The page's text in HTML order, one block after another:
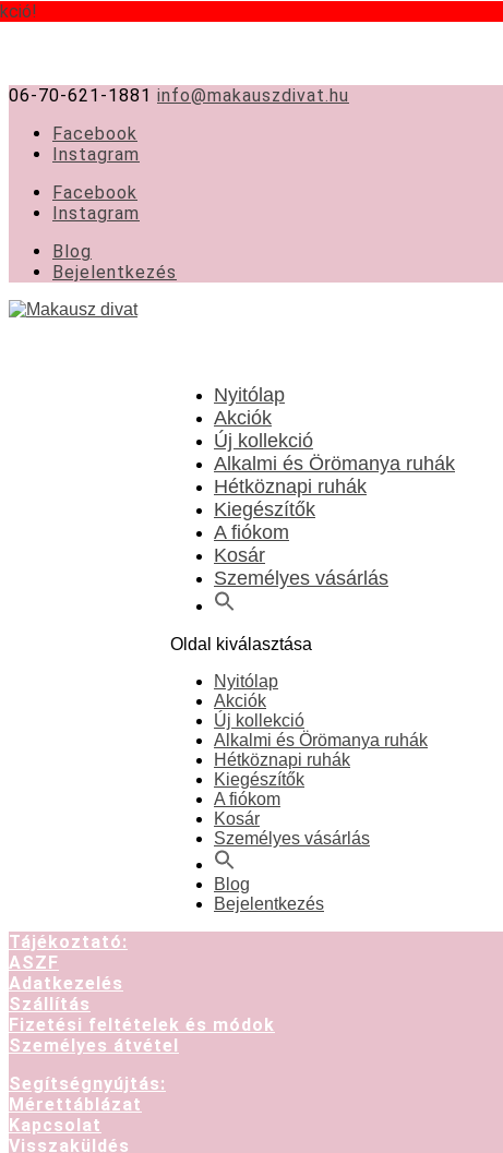
06-70-621-1881 info@makauszdivat.hu
Facebook
Instagram
Facebook
Instagram
Blog
Bejelentkezés
Nyitólap
Akciók
Új kollekció
Alkalmi és Örömanya ruhák
Hétköznapi ruhák
Kiegészítők
A fiókom
Kosár
Személyes vásárlás
Oldal kiválasztása
Nyitólap
Akciók
Új kollekció
Alkalmi és Örömanya ruhák
Hétköznapi ruhák
Kiegészítők
A fiókom
Kosár
Személyes vásárlás
Blog
Bejelentkezés
Tájékoztató:
ASZF
Adatkezelés
Szállítás
Fizetési feltételek és módok
Személyes átvétel
Segítségnyújtás:
Mérettáblázat
Kapcsolat
Visszaküldés